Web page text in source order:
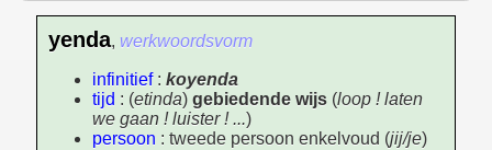
yenda, werkwoordsvorm
infinitief: koyenda
tijd : (etinda) gebiedende wijs (loop ! laten
we gaan ! luister ! ...)
persoon : tweede persoon enkelvoud (jij/je)